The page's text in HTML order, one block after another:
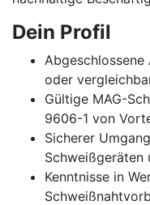
Dein Profil
oder
Gültige MAG-
9606-1 von
Sicherer
Schweißgeräten
Kenntnisse in